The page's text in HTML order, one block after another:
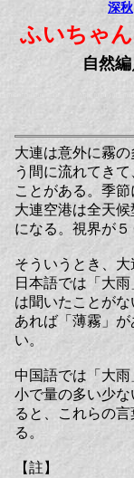
深秋
ふいちゃ
自然
大連は意外に霧
う間に流れてき
ことがある。季
大連空港は全天
になる。視界が５
そういうとき、大
日本語では「大
は聞いたことが
あれば「薄霧」
い。
中国語では「大
小で量の多い少
ると、これらの
る。
【註】